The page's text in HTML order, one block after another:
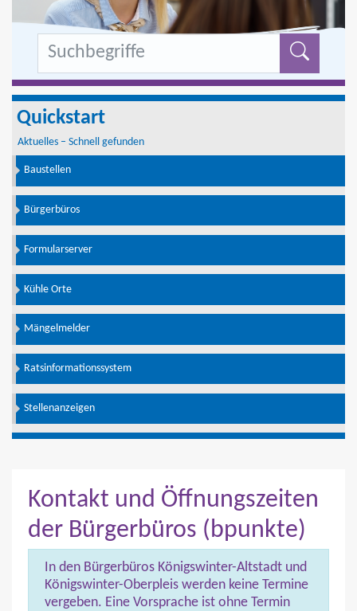
Quickstart
Aktuelles – Schnell gefunden
Baustellen
Bürgerbüros
Formularserver
Kühle Orte
Mängelmelder
Ratsinformationssystem
Stellenanzeigen
Kontakt und Öffnungszeiten
der Bürgerbüros (bpunkte)
In den Bürgerbüros Königswinter-Altstadt und
Königswinter-Oberpleis werden keine Termine
vergeben. Eine Vorsprache ist ohne Termin